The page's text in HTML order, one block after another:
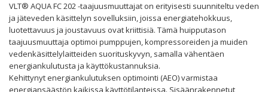
VLT® AQUA FC 202 -taajuusmuuttajat on erityisesti suunniteltu veden
ja jäteveden käsittelyn sovelluksiin, joissa energiatehokkuus,
luotettavuus ja joustavuus ovat kriittisiä. Tämä huipputason
taajuusmuuttaja optimoi pumppujen, kompressoreiden ja muiden
vedenkäsittelylaitteiden suorituskyvyn, samalla vähentäen
energiankulutusta ja käyttökustannuksia.
Kehittynyt energiankulutuksen optimointi (AEO) varmistaa